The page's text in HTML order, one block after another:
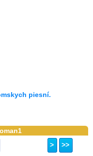
piesní.
> >>